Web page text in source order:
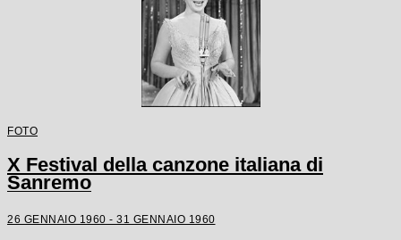
FOTO
X Festival della canzone italiana di
Sanremo
26 GENNAIO 1960 - 31 GENNAIO 1960